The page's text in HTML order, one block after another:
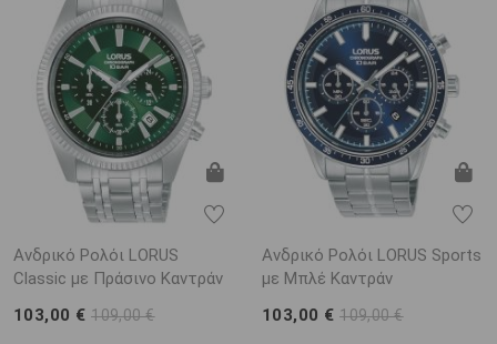
Ανδρικό Ρολόι LORUS
Classic με Πράσινο Καντράν
103,00 €109,00 €
Ανδρικό Ρολόι LORUS Sports
με Μπλέ Καντράν
103,00 €109,00 €